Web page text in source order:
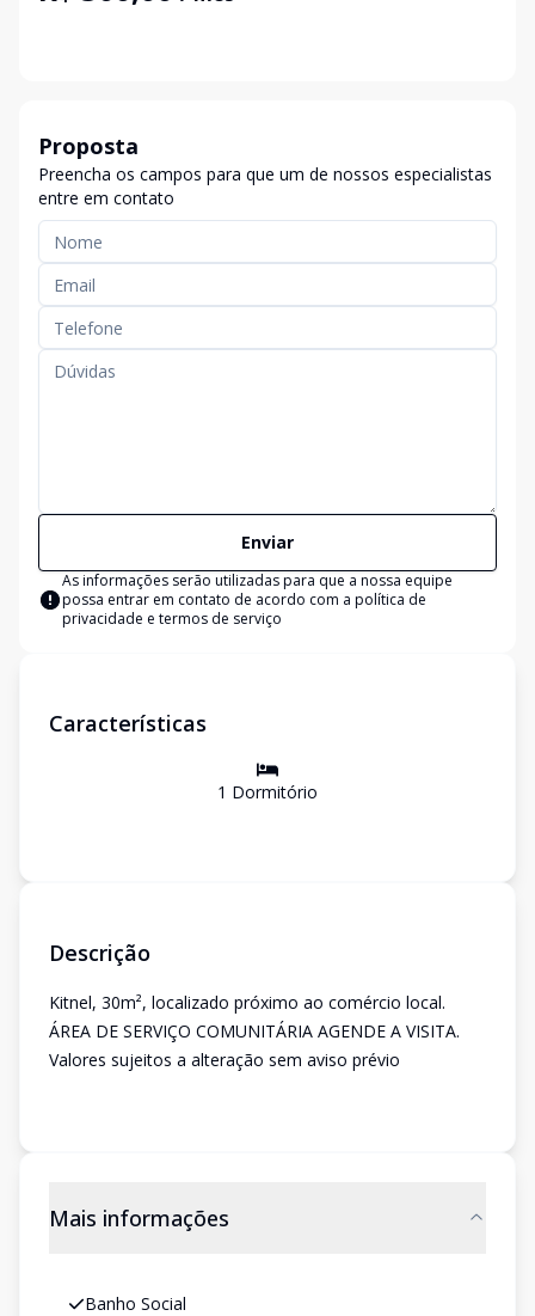
Proposta
Preencha os campos para que um de nossos especialistas
entre em contato
Enviar
As informações serão utilizadas para que a nossa equipe
possa entrar em contato de acordo com a política de
privacidade e termos de serviço
Características
1 Dormitório
Descrição
Kitnel, 30m², localizado próximo ao comércio local.
ÁREA DE SERVIÇO COMUNITÁRIA AGENDE A VISITA.
Valores sujeitos a alteração sem aviso prévio
Mais informações
Banho Social